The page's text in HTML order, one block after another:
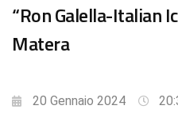
“Ron Galella-Italian
Matera
20 Gennaio 2024